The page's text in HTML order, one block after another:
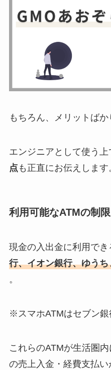
もちろん、メリットばか
エンジニアとして使う
点 も正直にお伝えします
利用可能なATMの制限
現金の入出金に利用でき
行、イオン銀行、ゆう
。
※スマホATMはセブン銀
これらのATMが生活圏
の売上入金・経費支払